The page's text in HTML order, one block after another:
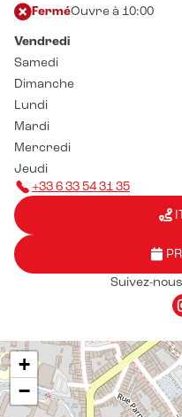
FerméOuvre à 10:00
Vendredi
Samedi
Dimanche
Lundi
Mardi
Mercredi
Jeudi
+33 6 33 54 31 35
Suivez-
+
−